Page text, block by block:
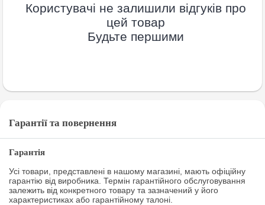
Користувачі не залишили відгуків про
цей товар
Будьте першими
Гарантії та повернення
Гарантія
Усі товари, представлені в нашому магазині, мають офіційну
гарантію від виробника. Термін гарантійного обслуговування
залежить від конкретного товару та зазначений у його
характеристиках або гарантійному талоні.